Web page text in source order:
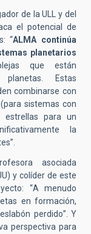
de la ULL y del
el potencial de
“ALMA continúa
planetarios
que están
Estas
combinarse con
sistemas con
para un
la
asociada
y colíder de este
“A menudo
en formación,
perdido” . Y
perspectiva para